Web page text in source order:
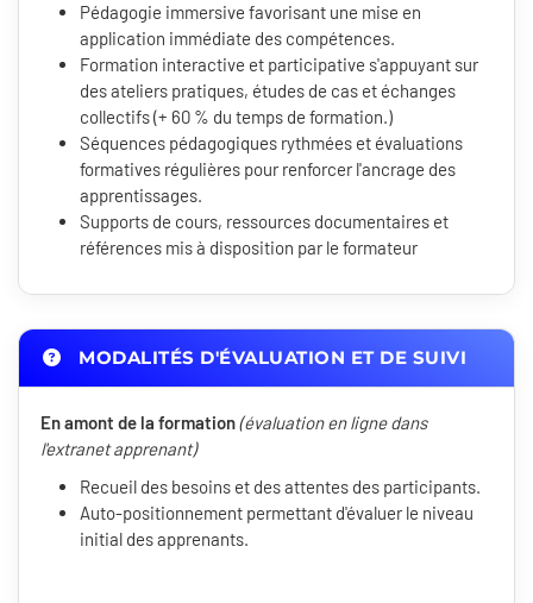
Pédagogie immersive favorisant une mise en
application immédiate des compétences.
Formation interactive et participative s'appuyant sur
des ateliers pratiques, études de cas et échanges
collectifs (+ 60 % du temps de formation.)
Séquences pédagogiques rythmées et évaluations
formatives régulières pour renforcer l'ancrage des
apprentissages.
Supports de cours, ressources documentaires et
références mis à disposition par le formateur
MODALITÉS D'ÉVALUATION ET DE SUIVI
En amont de la formation(évaluation en ligne dans
l'extranet apprenant)
Recueil des besoins et des attentes des participants.
Auto-positionnement permettant d'évaluer le niveau
initial des apprenants.